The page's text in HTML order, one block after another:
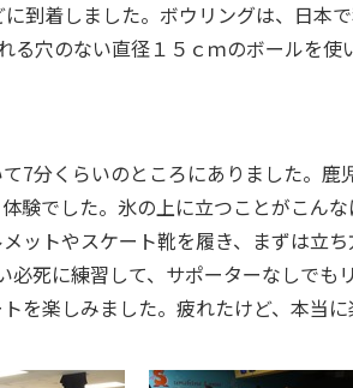
着しました。ボウリングは、日本
穴のない直径１５ｃｍのボールを使
分くらいのところにありました。鹿
験でした。氷の上に立つことがこん
ットやスケート靴を履き、まずは立
死に練習して、サポーターなしでも
を楽しみました。疲れたけど、本当